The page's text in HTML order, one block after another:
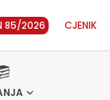
85/2026 CJENIK